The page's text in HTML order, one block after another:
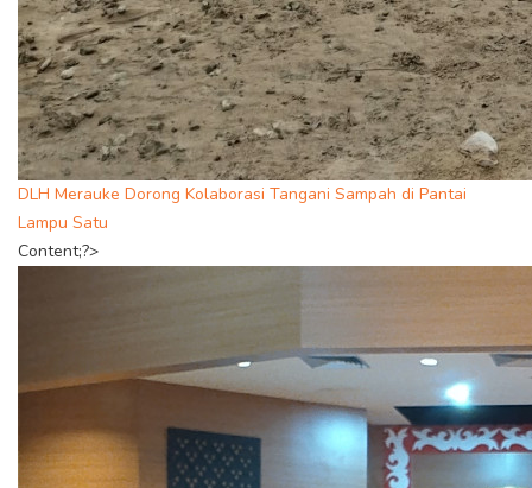
DLH Merauke Dorong Kolaborasi Tangani Sampah di Pantai
Lampu Satu
Content;?>